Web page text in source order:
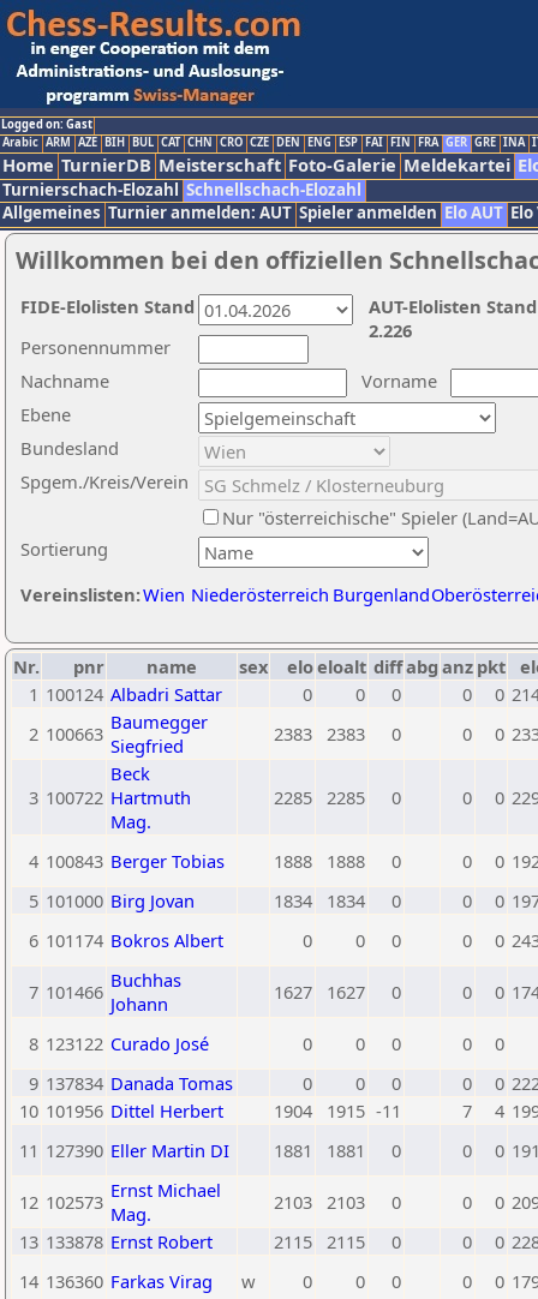
Logged on: Gast
Arabic ARM AZE BIH BUL CAT CHN CRO CZE DEN ENG ESP FAI FIN FRA GER GRE INA
Home TurnierDB Meisterschaft Foto-Galerie Meldekartei
Turnierschach-Elozahl Schnellschach-Elozahl
Allgemeines Turnier anmelden: AUT Spieler anmelden Elo AUT
Willkommen bei den offiziellen
Nachname
Vorname
Ebene
Sortierung
Personennummer
Bundesland
Spgem./Kreis/Verein
Nur "österreichische" Spieler
Vereinslisten:Wien Niederösterreich Burgenland
AUT-Elolisten
2.226
FIDE-Elolisten Stand
Nr. pnr name sex eloeloalt diffabg anz pkt
1 100124 Albadri Sattar 0 0 0 0 0
2 100663 Baumegger
Siegfried
2383 2383 0 0 0
3 100722
Beck
Hartmuth
Mag.
2285 2285 0 0 0
4 100843 Berger Tobias 1888 1888 0 0 0
5 101000 Birg Jovan 1834 1834 0 0 0
6 101174 Bokros Albert 0 0 0 0 0
7 101466 Buchhas
Johann
1627 1627 0 0 0
8 123122 Curado José 0 0 0 0
0
9 137834 Danada Tomas 0 0 0 0 0
10 101956 Dittel Herbert 1904 1915 -11 7 4
11 127390 Eller Martin DI 1881 1881 0 0 0
12 102573 Ernst Michael
Mag.
2103 2103 0 0 0
13 133878 Ernst Robert 2115 2115 0 0 0
14 136360 Farkas Virag w 0 0 0 0 0